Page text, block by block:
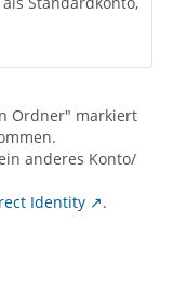
Ordner" markiert
anderes Konto/
Identity
.